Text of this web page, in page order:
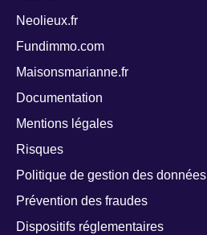
Neolieux.fr
Fundimmo.com
Maisonsmarianne.fr
Documentation
Mentions légales
Risques
Politique de gestion des données
Prévention des fraudes
Dispositifs réglementaires